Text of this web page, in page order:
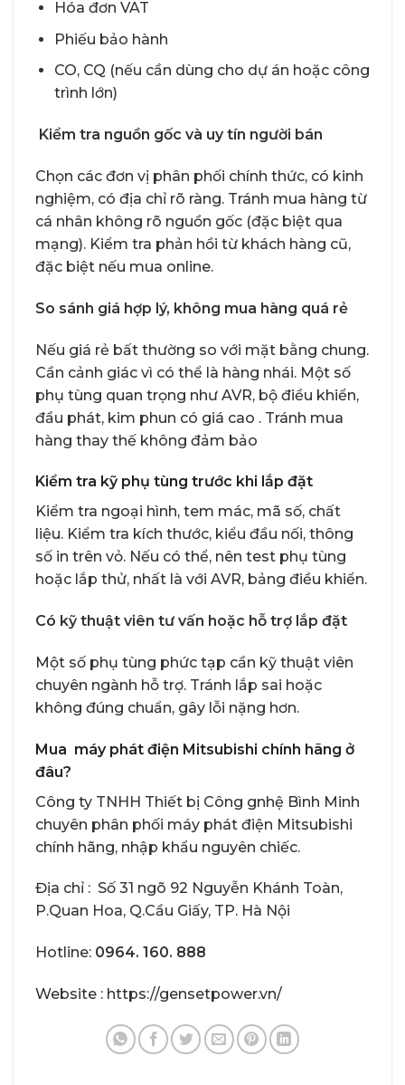
Hóa đơn VAT
Phiếu bảo hành
CO, CQ (nếu cần dùng cho dự án hoặc công
trình lớn)
Kiểm tra nguồn gốc và uy tín người bán
Chọn các đơn vị phân phối chính thức, có kinh
nghiệm, có địa chỉ rõ ràng. Tránh mua hàng từ
cá nhân không rõ nguồn gốc (đặc biệt qua
mạng). Kiểm tra phản hồi từ khách hàng cũ,
đặc biệt nếu mua online.
So sánh giá hợp lý, không mua hàng quá rẻ
Nếu giá rẻ bất thường so với mặt bằng chung.
Cần cảnh giác vì có thể là hàng nhái. Một số
phụ tùng quan trọng như AVR, bộ điều khiển,
đầu phát, kim phun có giá cao . Tránh mua
hàng thay thế không đảm bảo
Kiểm tra kỹ phụ tùng trước khi lắp đặt
Kiểm tra ngoại hình, tem mác, mã số, chất
liệu. Kiểm tra kích thước, kiểu đầu nối, thông
số in trên vỏ. Nếu có thể, nên test phụ tùng
hoặc lắp thử, nhất là với AVR, bảng điều khiển.
Có kỹ thuật viên tư vấn hoặc hỗ trợ lắp đặt
Một số phụ tùng phức tạp cần kỹ thuật viên
chuyên ngành hỗ trợ. Tránh lắp sai hoặc
không đúng chuẩn, gây lỗi nặng hơn.
Mua máy phát điện Mitsubishi chính hãng ở
đâu?
Công ty TNHH Thiết bị Công gnhệ Bình Minh
chuyên phân phối máy phát điện Mitsubishi
chính hãng, nhập khẩu nguyên chiếc.
Địa chỉ : Số 31 ngõ 92 Nguyễn Khánh Toàn,
P.Quan Hoa, Q.Cầu Giấy, TP. Hà Nội
Hotline: 0964. 160. 888
Website : https://gensetpower.vn/